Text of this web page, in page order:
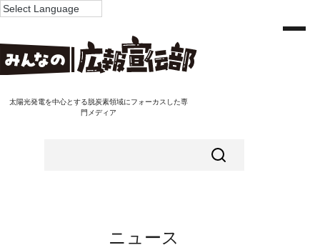
太陽光発電を中心とする脱炭素領域にフォーカスした専
門メディア
ニュース